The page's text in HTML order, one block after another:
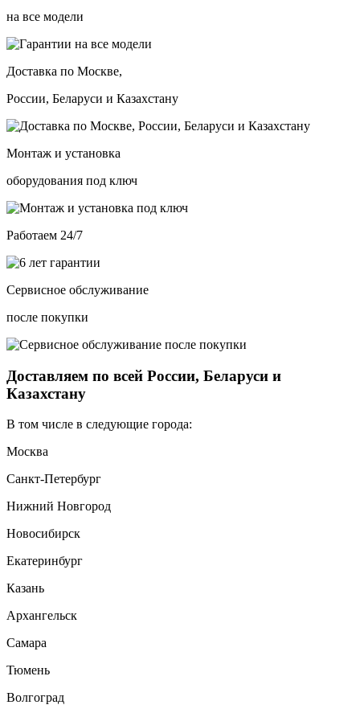
на все модели
Доставка по Москве,
России, Беларуси и Казахстану
Монтаж и установка
оборудования под ключ
Работаем 24/7
Сервисное обслуживание
после покупки
Доставляем по всей России, Беларуси и
Казахстану
В том числе в следующие города:
Москва
Санкт-Петербург
Нижний Новгород
Новосибирск
Екатеринбург
Казань
Архангельск
Самара
Тюмень
Волгоград